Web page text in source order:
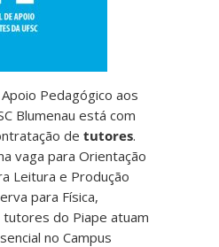
Pedagógico aos
Blumenau está com
detutores.
vaga para Orientação
Leitura e Produção
para Física,
tutores do Piape atuam
no Campus